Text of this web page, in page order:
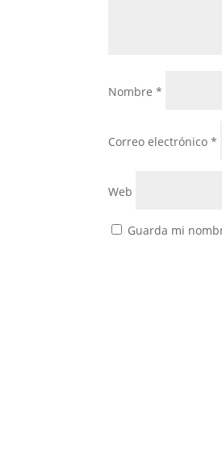
Nombre*
Correo electrónico*
Web
Guarda mi